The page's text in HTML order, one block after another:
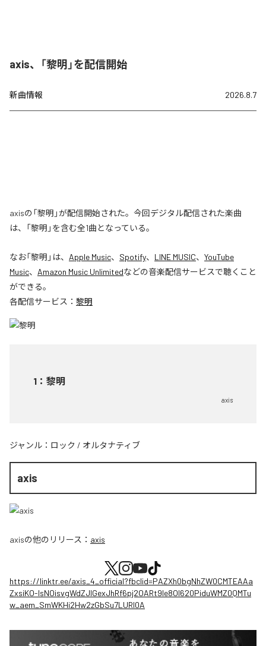
axis、「黎明」を配信開始
新曲情報 2026.8.7
axisの「黎明」が配信開始された。今回デジタル配信された楽曲
は、「黎明」を含む全1曲となっている。
なお「黎明 」は、 Apple Music、 Spotify、 LINE MUSIC、 YouTube
Music、 Amazon Music Unlimitedなどの音楽配信サービスで聴くこと
ができる。
各配信サービス： 黎明
1 ： 黎明
axis
ジャンル： ロック / オルタナティブ
axis
axisの他のリリース： axis
https://linktr.ee/axis_4_official?fbclid=PAZXh0bgNhZW0CMTEAAa
ZxsiKO-IsNOisvgWdZJIGexJhRf6pj2OARt9le8OI620PiduWMZ0QMTu
w_aem_SmWKHi2Hw2zGbSu7LURI0A